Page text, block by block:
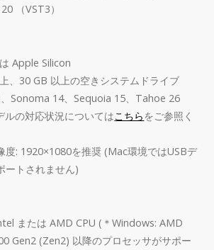
（VST3）
Apple Silicon
、30 GB 以上の空きシステムドライブ
Sonoma 14、Sequoia 15、Tahoe 26
ルの対応状況についてはこちらをご参照く
度: 1920×1080を推奨 (Mac環境ではUSBデ
ートされません)
または AMD CPU (＊Windows: AMD
Gen2 (Zen2) 以降のプロセッサがサポー